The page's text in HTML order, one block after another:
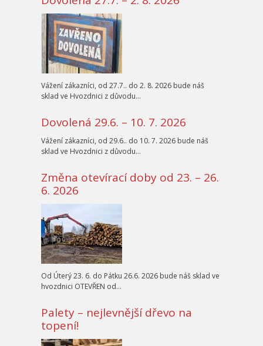
Vážení zákazníci, od 27.7.. do 2. 8. 2026 bude náš
sklad ve Hvozdnici z důvodu…
Dovolená 29.6. – 10. 7. 2026
Vážení zákazníci, od 29.6.. do 10. 7. 2026 bude náš
sklad ve Hvozdnici z důvodu…
Změna otevírací doby od 23. – 26.
6. 2026
Od Úterý 23. 6. do Pátku 26.6. 2026 bude náš sklad ve
hvozdnici OTEVŘEN od…
Palety – nejlevnější dřevo na
topení!